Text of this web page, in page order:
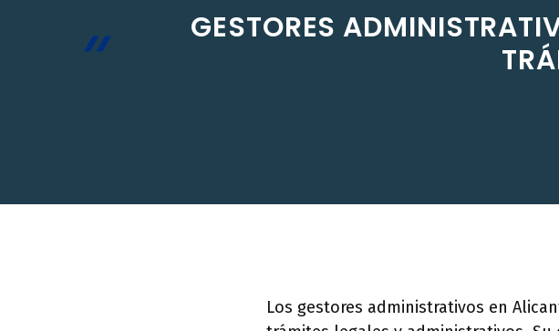
GESTORES
Los gestores administrativos en